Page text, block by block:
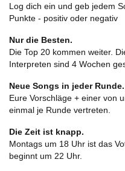
Log dich ein und geb jedem
Punkte - positiv oder negativ
Nur die Besten.
Die Top 20 kommen weiter.
Interpreten sind 4 Wochen
Neue Songs in jeder Runde.
Eure Vorschläge + einer von
einmal je Runde vertreten.
Die Zeit ist knapp.
Montags um 18 Uhr ist das
beginnt um 22 Uhr.